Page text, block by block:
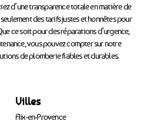
d’une transparence totale en matière de
des tarifs justes et honnêtes pour
ce soit pour des réparations d’urgence,
vous pouvez compter sur notre
de plomberie fiables et durables.
Villes
Aix-en-Provence